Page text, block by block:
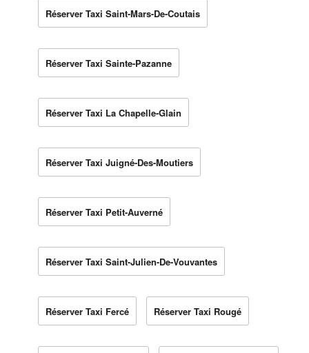
Réserver Taxi Saint-Mars-De-Coutais
Réserver Taxi Sainte-Pazanne
Réserver Taxi La Chapelle-Glain
Réserver Taxi Juigné-Des-Moutiers
Réserver Taxi Petit-Auverné
Réserver Taxi Saint-Julien-De-Vouvantes
Réserver Taxi Fercé Réserver Taxi Rougé